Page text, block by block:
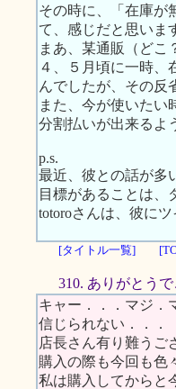
その時に、「在庫が
て、感じだと思いま
まあ、某通販（どこ
４、５月頃に一時、
んでしたが、その反
また、今が使いた
分割払いが出来るよ
p.s.
最近、彼との話が多
目標があることは、
totoroさんは、彼に
[タイトル一覧]
310. ありがとう
キャー．．．マジ．
信じられない．．．
店長さん有り難うご
購入の際も今回も色
私は購入してからと